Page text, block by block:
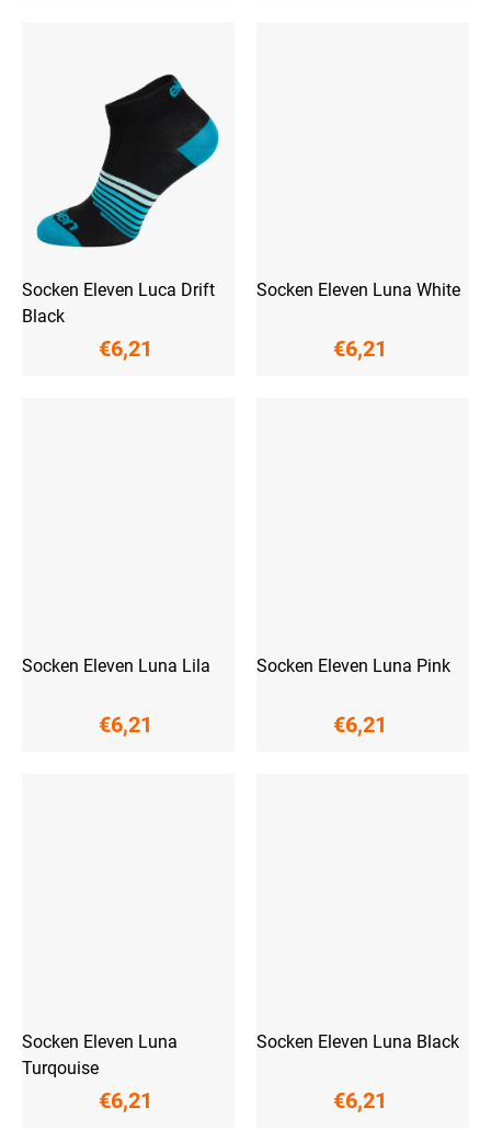
Socken Eleven Luca Drift
Black
€6,21
Socken Eleven Luna White
€6,21
Socken Eleven Luna Lila
€6,21
Socken Eleven Luna Pink
€6,21
Socken Eleven Luna
Turqouise
€6,21
Socken Eleven Luna Black
€6,21